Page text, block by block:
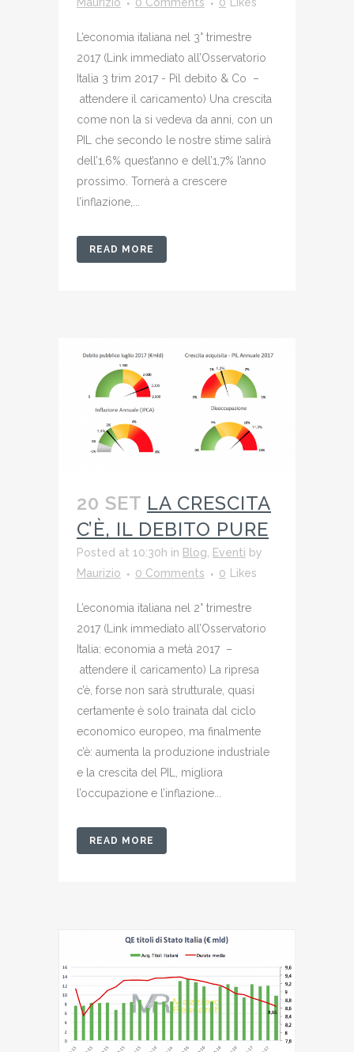
Maurizio 0 Comments 0 Likes
L’economia italiana nel 3° trimestre
2017 (Link immediato all’Osservatorio
Italia 3 trim 2017 - Pil debito & Co –
attendere il caricamento) Una crescita
come non la si vedeva da anni, con un
PIL che secondo le nostre stime salirà
dell’1,6% quest’anno e dell’1,7% l’anno
prossimo. Tornerà a crescere
l’inflazione,...
READ MORE
20 SET LA CRESCITA
C’È, IL DEBITO PURE
Posted at 10:30h in Blog Eventi by
Maurizio
0 Comments 0 Likes
L’economia italiana nel 2° trimestre
2017 (Link immediato all’Osservatorio
Italia: economia a metà 2017 –
attendere il caricamento) La ripresa
c’è, forse non sarà strutturale, quasi
certamente è solo trainata dal ciclo
economico europeo, ma finalmente
c’è: aumenta la produzione industriale
e la crescita del PIL, migliora
l’occupazione e l’inflazione...
READ MORE